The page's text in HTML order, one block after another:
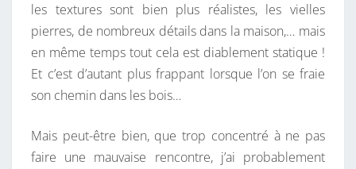
les textures sont bien plus réalistes, les vielles
pierres, de nombreux détails dans la maison,… mais
en même temps tout cela est diablement statique !
Et c’est d’autant plus frappant lorsque l’on se fraie
son chemin dans les bois…
Mais peut-être bien, que trop concentré à ne pas
faire une mauvaise rencontre, j’ai probablement